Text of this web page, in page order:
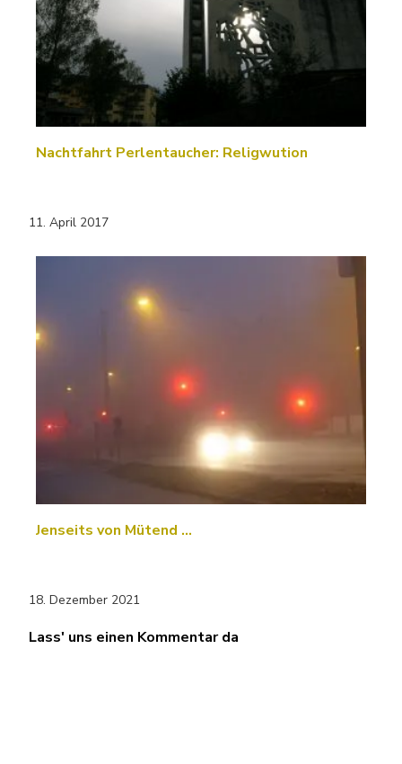
Nachtfahrt Perlentaucher: Religwution
11. April 2017
Jenseits von Mütend …
18. Dezember 2021
Lass' uns einen Kommentar da